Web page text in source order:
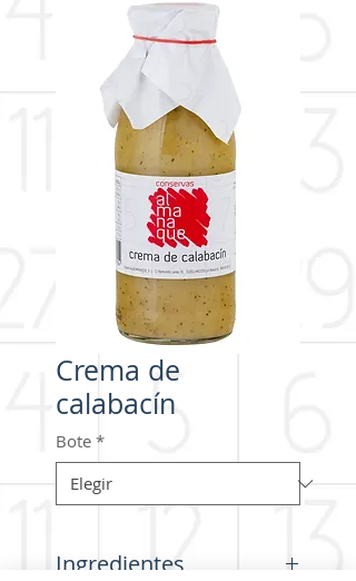
Crema de
calabacín
Bote *
Ingredientes